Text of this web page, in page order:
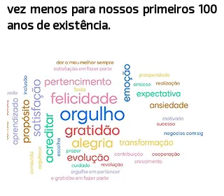
vez menos para nossos primeiros 100
anos de existência.